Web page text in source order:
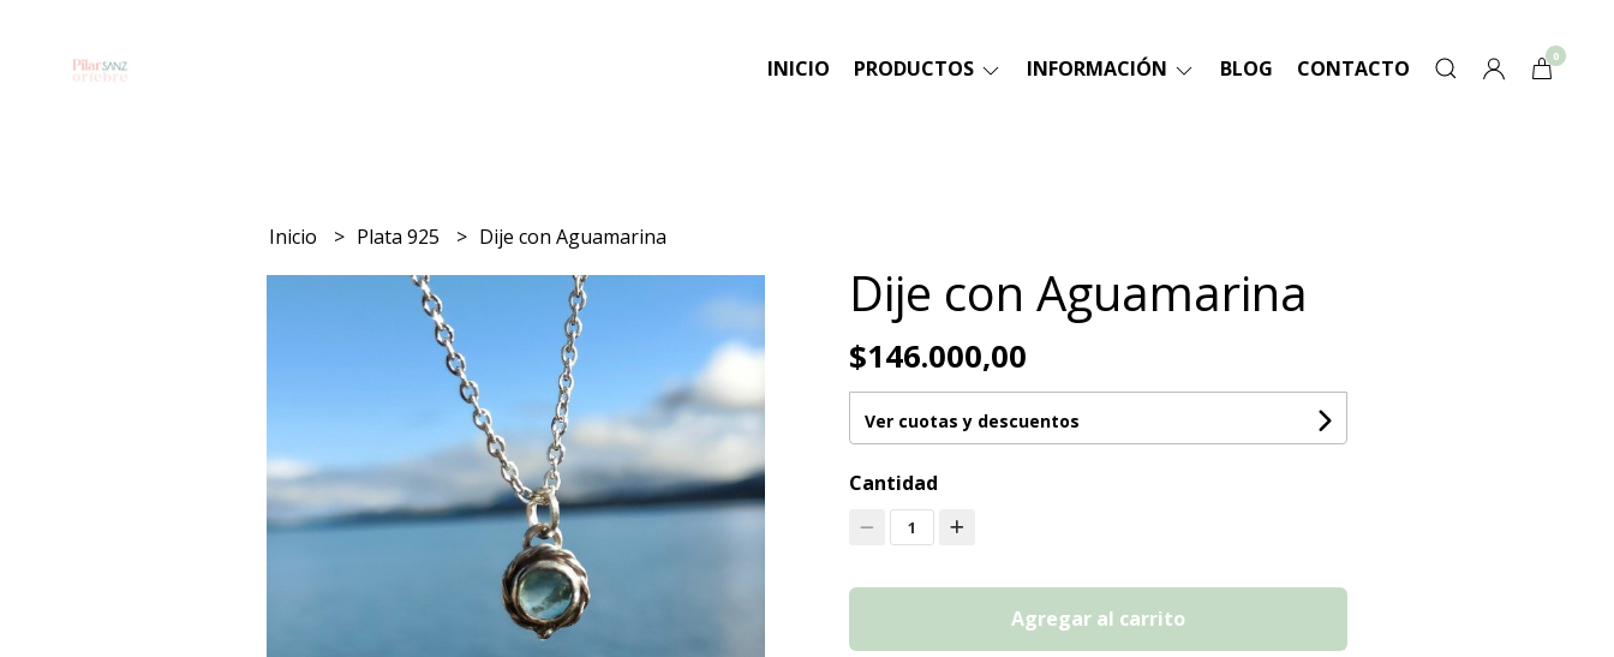
INICIO PRODUCTOS INFORMACIÓN BLOG CONTACTO 0
Inicio Plata 925 Dije con Aguamarina
Dije con Aguamarina
$146.000,00
Ver cuotas y descuentos
Cantidad
1
Agregar al carrito